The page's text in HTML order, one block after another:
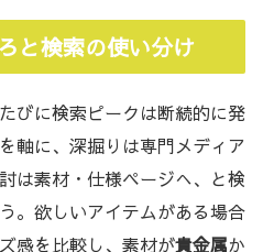
と検索の使い分け
びに検索ピークは断続的に発
軸に、深掘りは専門メディア
は素材・仕様ページへ、と検
。欲しいアイテムがある場合
感を比較し、素材が貴金属か